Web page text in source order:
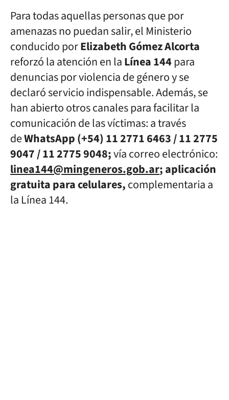
Para todas aquellas personas que por
amenazas no puedan salir, el Ministerio
conducido porElizabeth Gómez Alcorta
reforzó la atención en laLínea 144para
denuncias por violencia de género y se
declaró servicio indispensable. Además, se
han abierto otros canales para facilitar la
comunicación de las víctimas: a través
deWhatsApp (+54) 11 2771 6463 / 11 2775
9047 / 11 2775 9048;vía correo electrónico:
linea144@mingeneros.gob.ar;aplicación
gratuita para celulares,complementaria a
la Línea 144.